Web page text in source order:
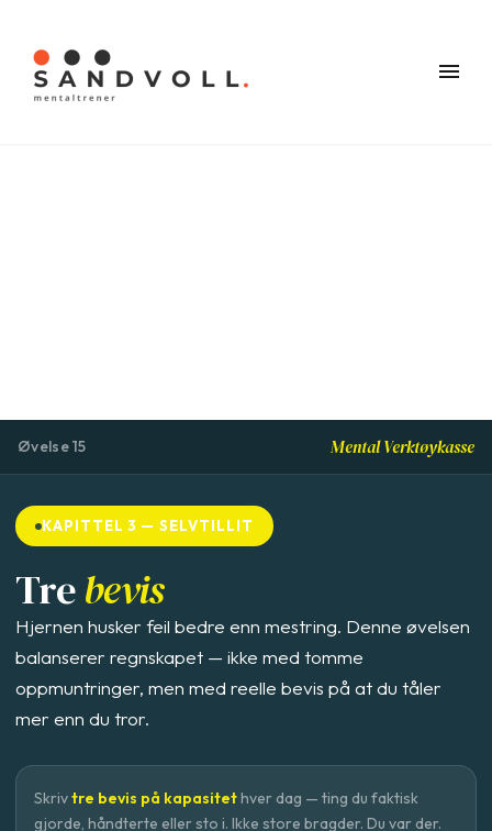
Øvelse 15 Mental Verktøykasse
KAPITTEL 3 — SELVTILLIT
Trebevis
Hjernen husker feil bedre enn mestring. Denne øvelsen
balanserer regnskapet — ikke med tomme
oppmuntringer, men med reelle bevis på at du tåler
mer enn du tror.
Skrivtre bevis på kapasitethver dag — ting du faktisk
gjorde, håndterte eller sto i. Ikke store bragder. Du var der.